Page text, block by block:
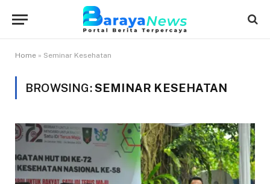
Home » Seminar Kesehatan
BROWSING:SEMINAR KESEHATAN